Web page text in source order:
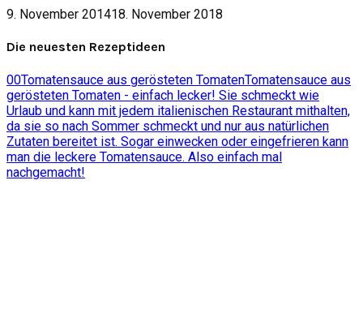
9. November 201418. November 2018
Die neuesten Rezeptideen
00Tomatensauce aus gerösteten TomatenTomatensauce aus
gerösteten Tomaten - einfach lecker! Sie schmeckt wie
Urlaub und kann mit jedem italienischen Restaurant mithalten,
da sie so nach Sommer schmeckt und nur aus natürlichen
Zutaten bereitet ist. Sogar einwecken oder eingefrieren kann
man die leckere Tomatensauce. Also einfach mal
nachgemacht!